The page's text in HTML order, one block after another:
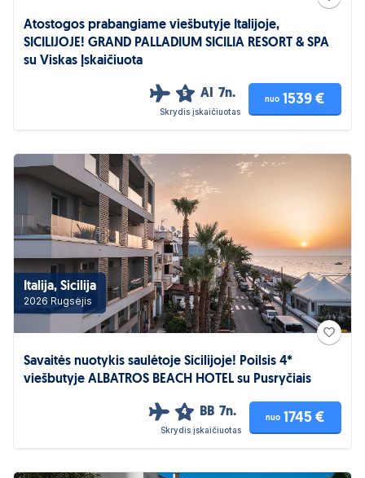
Atostogos prabangiame viešbutyje Italijoje,
SICILIJOJE! GRAND PALLADIUM SICILIA RESORT & SPA
su Viskas Įskaičiuota
5 AI 7n.
Skrydis įskaičiuotas
nuo 1539 €
Italija, Sicilija
2026 Rugsėjis
Savaitės nuotykis saulėtoje Sicilijoje! Poilsis 4*
viešbutyje ALBATROS BEACH HOTEL su Pusryčiais
4 BB 7n.
Skrydis įskaičiuotas
nuo 1745 €